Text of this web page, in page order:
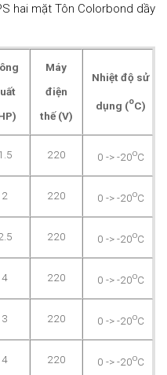
hai mặt Tôn Colorbond dầy
Máy
điện
thế (V)
Nhiệt độ sử
dụng (oC)
220 0 -> -20oC
2 220 0 -> -20oC
220 0 -> -20oC
4 220 0 -> -20oC
3 220 0 -> -20oC
4 220 0 -> -20oC